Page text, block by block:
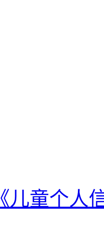
《儿童个人